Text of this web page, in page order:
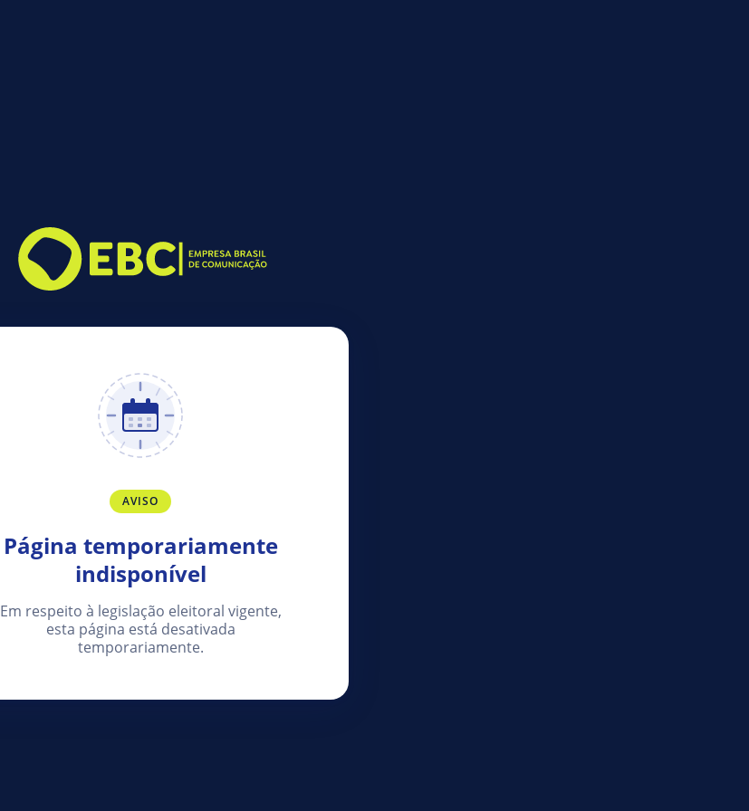
AVISO
Página temporariamente
indisponível
Em respeito à legislação eleitoral vigente,
esta página está desativada
temporariamente.